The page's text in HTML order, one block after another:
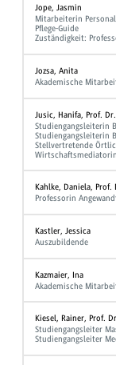
Jope, Jasmin
Mitarbeiterin Personal
Pflege-Guide
Zuständigkeit:
Jozsa, Anita
Akademische
Jusic, Hanifa, Prof. Dr.
Studiengangsleiterin
Studiengangsleiterin
Stellvertretende
Kahlke, Daniela, Prof.
Professorin
Kastler, Jessica
Auszubildende
Kazmaier, Ina
Akademische
Kiesel, Rainer, Prof.
Studiengangsleiter
Studiengangsleiter